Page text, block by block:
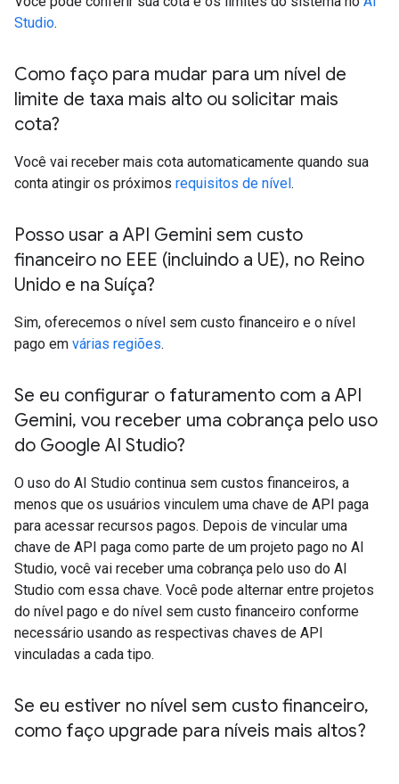
Studio.
Como faço para mudar para um nível de
limite de taxa mais alto ou solicitar mais
cota?
Você vai receber mais cota automaticamente quando sua
conta atingir os próximos requisitos de nível.
Posso usar a API Gemini sem custo
financeiro no EEE (incluindo a UE), no Reino
Unido e na Suíça?
Sim, oferecemos o nível sem custo financeiro e o nível
pago em várias regiões.
Se eu configurar o faturamento com a API
Gemini, vou receber uma cobrança pelo uso
do Google AI Studio?
O uso do AI Studio continua sem custos financeiros, a
menos que os usuários vinculem uma chave de API paga
para acessar recursos pagos. Depois de vincular uma
chave de API paga como parte de um projeto pago no AI
Studio, você vai receber uma cobrança pelo uso do AI
Studio com essa chave. Você pode alternar entre projetos
do nível pago e do nível sem custo financeiro conforme
necessário usando as respectivas chaves de API
vinculadas a cada tipo.
Se eu estiver no nível sem custo financeiro,
como faço upgrade para níveis mais altos?